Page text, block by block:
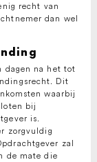
recht van
dan wel
dagen na het tot
Dit
waarbij
bij
is.
zorgvuldig
zal
de mate die